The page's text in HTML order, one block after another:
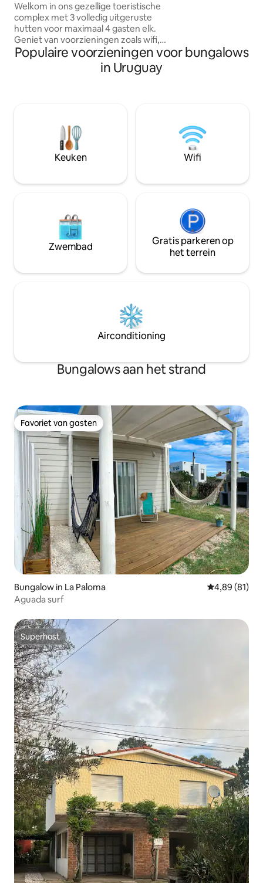
Welkom in ons gezellige toeristische
complex met 3 volledig uitgeruste
hutten voor maximaal 4 gasten elk.
Geniet van voorzieningen zoals wifi,
smart-tv's, terrasspellen,
Paraguayaanse hangmatten en een
barbecue. We zorgen elke drie dagen
centrum, in de buurt van het bootstrand
en het busstation, maar toch
weggestopt van lawaai en verkeer voor
een rustig verblijf. Perfect voor
gehoorafstand.
barbecue, een
Populaire voorzieningen voor bungalows
in Uruguay
Keuken Wifi
Zwembad
Gratis parkeren op
het terrein
Airconditioning
Bungalows aan het strand
Favoriet van gasten
Favoriet van gasten
Bungalow in La Paloma Gemiddelde
4,89 (81)
Aguada surf
Superhost
Superhost